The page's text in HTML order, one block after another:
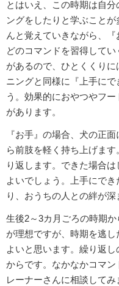
とはいえ、この時期は自
ングをしたりと学ぶこと
んと覚えていきながら、
どのコマンドを習得して
があるので、ひとくくり
ニングと同様に『上手に
う。効果的におやつやフ
があります。
『お手』の場合、犬の正
ら前肢を軽く持ち上げま
り返します。できた場合
よいでしょう。上手にで
り、おうちの人との絆が深
生後2～3カ月ごろの時期
が理想ですが、時期を逃
よいと思います。繰り返
からです。なかなかコマ
レーナーさんに相談してみ